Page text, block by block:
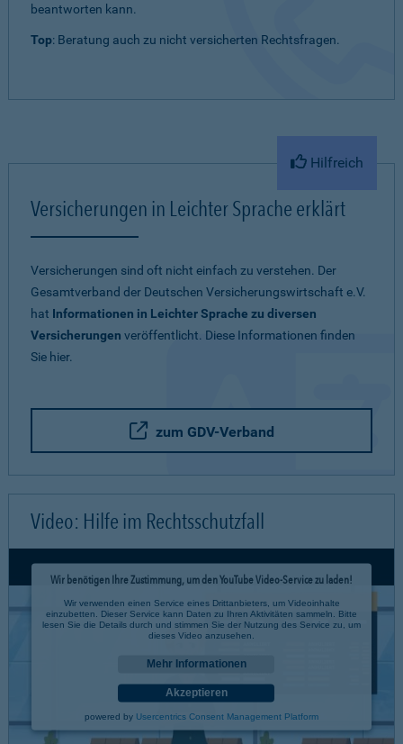
beantworten kann.
Top: Beratung auch zu nicht versicherten Rechtsfragen.
Hilfreich
Versicherungen in Leichter Sprache erklärt
Versicherungen sind oft nicht einfach zu verstehen. Der
Gesamtverband der Deutschen Versicherungswirtschaft e.V.
hat Informationen in Leichter Sprache zu diversen
Versicherungen veröffentlicht. Diese Informationen finden
Sie hier.
zum GDV-Verband
Video: Hilfe im Rechtsschutzfall
Wir benötigen Ihre Zustimmung, um den YouTube Video-Service zu laden!
Wir verwenden einen Service eines Drittanbieters, um Videoinhalte
einzubetten. Dieser Service kann Daten zu Ihren Aktivitäten sammeln. Bitte
lesen Sie die Details durch und stimmen Sie der Nutzung des Service zu, um
dieses Video anzusehen.
Mehr Informationen
Akzeptieren
powered by Usercentrics Consent Management Platform